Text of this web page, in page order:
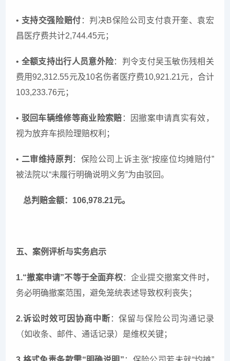
• 支持交强险赔付 ：判决B保险公司支付袁开奎、袁宏
昌医疗费共计2,744.45元；
• 全额支持出行人员意外险：判令支付吴玉敏伤残相关
费用92,312.55元及10名伤者医疗费10,921.21元，合计
103,233.76元；
• 驳回车辆维修等商业险索赔 ：因撤案申请真实有效，
视为放弃车损险理赔权利；
• 二审维持原判 ：保险公司上诉主张“按座位均摊赔付”
被法院以“未履行明确说明义务”为由驳回。
总判赔金额：106,978.21元。
五、案例评析与实务启示
1.“撤案申请”不等于全面弃权：企业提交撤案文件时，
务必明确撤案范围，避免笼统表述导致权利丧失；
2.诉讼时效可因协商中断 ：保留与保险公司沟通记录
（如收条、邮件、通话记录）是维权关键；